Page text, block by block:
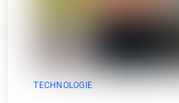
TECHNOLOGIE